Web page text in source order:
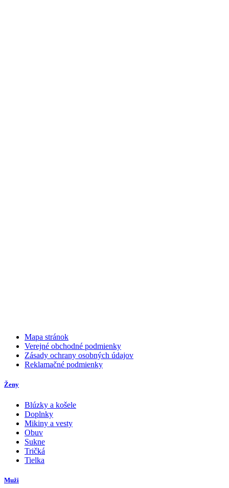
Mapa stránok
Verejné obchodné podmienky
Zásady ochrany osobných údajov
Reklamačné podmienky
Ženy
Blúzky a košele
Doplnky
Mikiny a vesty
Obuv
Sukne
Tričká
Tielka
Muži